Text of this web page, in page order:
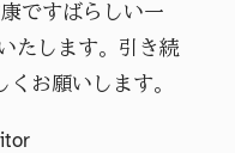
ですばらしい一
たします。引き続
お願いします。